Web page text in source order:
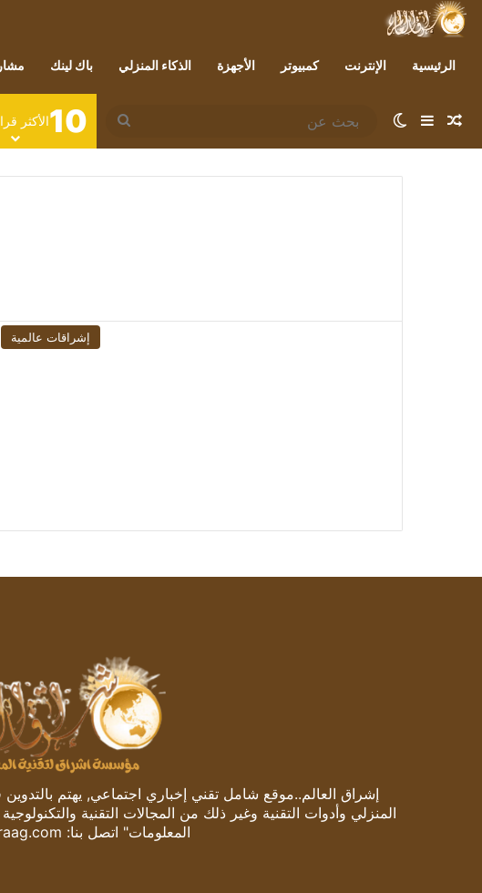
الرئيسية الإنترنت كمبيوتر الأجهزة الذكاء المنزلي باك لينك
مقال عشوائي
إضافة عمود جانبي
الوضع المظلم
بحث
عن
10الأكثر
إشراقات عالمية
إشراق العالم..موقع شامل تقني إخباري اجتماعي, يهتم بالتدوين
المنزلي وأدوات التقنية وغير ذلك من المجالات التقنية
المعلومات" اتصل بنا: